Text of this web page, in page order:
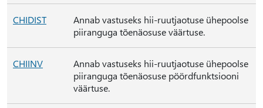
CHIDIST
Annab vastuseks hii-ruutjaotuse ühepoolse
piiranguga tõenäosuse väärtuse.
CHIINV
Annab vastuseks hii-ruutjaotuse ühepoolse
piiranguga tõenäosuse pöördfunktsiooni
väärtuse.